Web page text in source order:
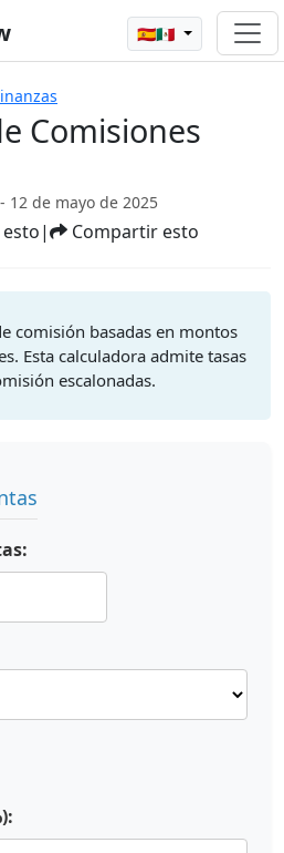
🇪🇸🇲🇽
Comisiones
- 12 de mayo de 2025
| Compartir esto
comisión basadas en montos
Esta calculadora admite tasas
escalonadas.